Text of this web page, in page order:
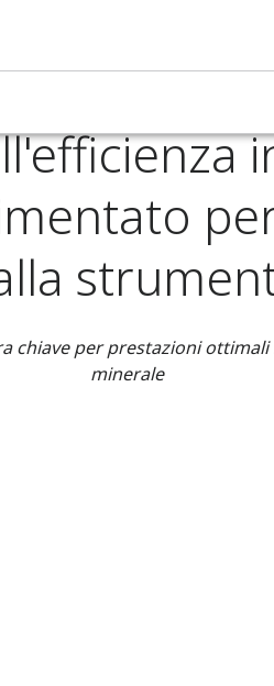
le applicazioni minerarie
per prestazioni
minerale